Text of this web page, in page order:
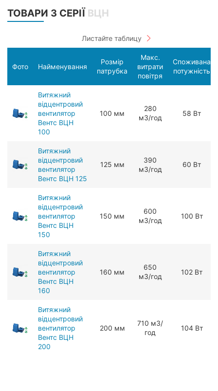
ТОВАРИ З СЕРІЇ ВЦН
Фото Найменування
Розмір
патрубка
Макс.
витрати
повітря
Споживана
потужність
Витяжний
відцентровий
вентилятор
Вентс ВЦН
100
100 мм
280
мЗ/год
58 Вт
Витяжний
відцентровий
вентилятор
Вентс ВЦН 125
125 мм
390
мЗ/год
60 Вт
Витяжний
відцентровий
вентилятор
Вентс ВЦН
150
150 мм
600
мЗ/год
100 Вт
Витяжний
відцентровий
вентилятор
Вентс ВЦН
160
160 мм
650
мЗ/год
102 Вт
Витяжний
відцентровий
вентилятор
Вентс ВЦН
200
200 мм
710 мЗ/
год
104 Вт